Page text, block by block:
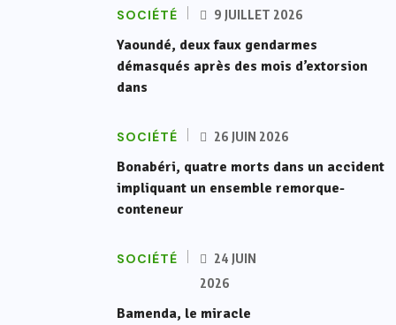
SOCIÉTÉ 9 JUILLET 2026
Yaoundé, deux faux gendarmes
démasqués après des mois d’extorsion
dans
SOCIÉTÉ 26 JUIN 2026
Bonabéri, quatre morts dans un accident
impliquant un ensemble remorque-
conteneur
SOCIÉTÉ
24 JUIN
2026
Bamenda, le miracle